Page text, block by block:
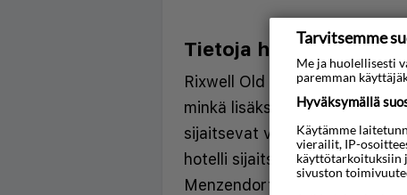
Tietoja hotellista
Rixwell Old Riga Palace
minkä lisäksi Jugendtaloja ja
sijaitsevat vain muutaman
hotelli sijaitsee 0,3 km:n
Menzendorff-talo ja 0,3 km:n
Tarvitsemme
Me ja huolellisesti
paremman
Hyväksymällä
Käytämme
vierailit, IP-
käyttötarkoituksiin
sivuston